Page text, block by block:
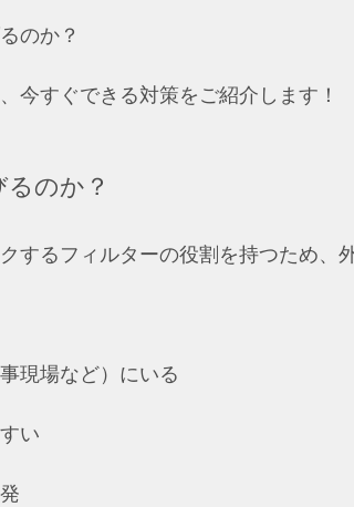
のか？
今すぐできる対策をご紹介します！
のか？
するフィルターの役割を持つため、
現場など）にいる
い